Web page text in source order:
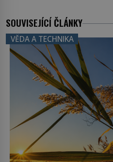
SOUVISEJÍCÍ ČLÁNKY
VĚDA A TECHNIKA